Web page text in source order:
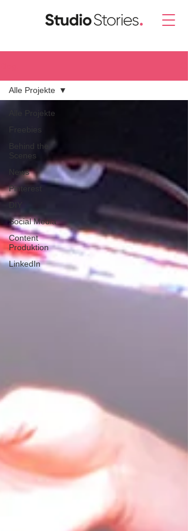
Alle Projekte
Freebies
Behind the
Scenes
News
Pinterest
DIY
Social Media
Content
Produktion
LinkedIn
Alle Projekte